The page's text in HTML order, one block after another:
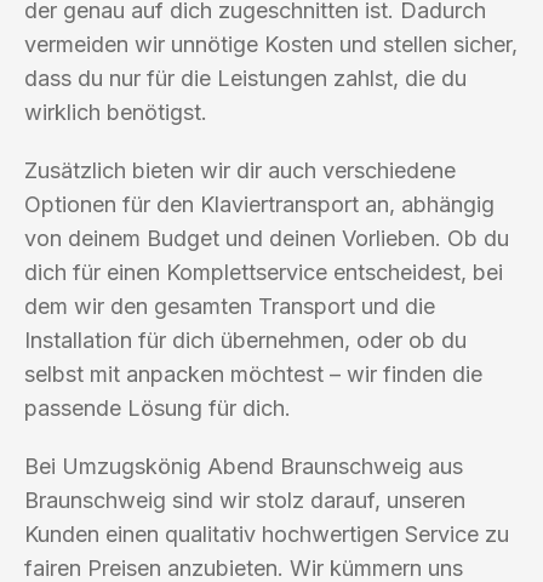
der genau auf dich zugeschnitten ist. Dadurch
vermeiden wir unnötige Kosten und stellen sicher,
dass du nur für die Leistungen zahlst, die du
wirklich benötigst.
Zusätzlich bieten wir dir auch verschiedene
Optionen für den Klaviertransport an, abhängig
von deinem Budget und deinen Vorlieben. Ob du
dich für einen Komplettservice entscheidest, bei
dem wir den gesamten Transport und die
Installation für dich übernehmen, oder ob du
selbst mit anpacken möchtest – wir finden die
passende Lösung für dich.
Bei Umzugskönig Abend Braunschweig aus
Braunschweig sind wir stolz darauf, unseren
Kunden einen qualitativ hochwertigen Service zu
fairen Preisen anzubieten. Wir kümmern uns